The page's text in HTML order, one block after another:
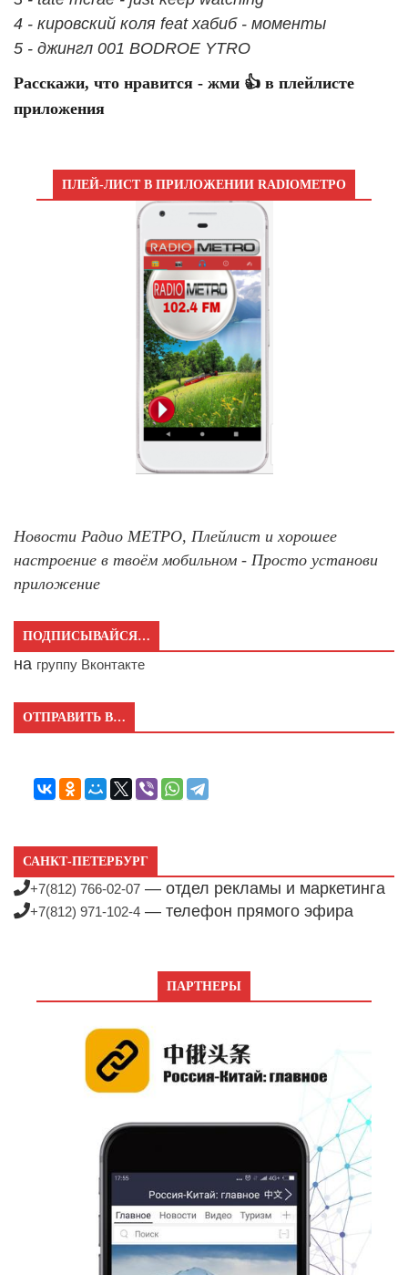
4 - кировский коля feat хабиб - моменты
5 - джингл 001 BODROE YTRO
Расскажи, что нравится - жми 👍 в плейлисте
приложения
ПЛЕЙ-ЛИСТ В ПРИЛОЖЕНИИ RADIOМЕТРО
Новости Радио МЕТРО, Плейлист и хорошее
настроение в твоём мобильном - Просто установи
приложение
ПОДПИСЫВАЙСЯ…
на группу Вконтакте
ОТПРАВИТЬ В…
САНКТ-ПЕТЕРБУРГ
+7(812) 766-02-07 — отдел рекламы и маркетинга
+7(812) 971-102-4 — телефон прямого эфира
ПАРТНЕРЫ